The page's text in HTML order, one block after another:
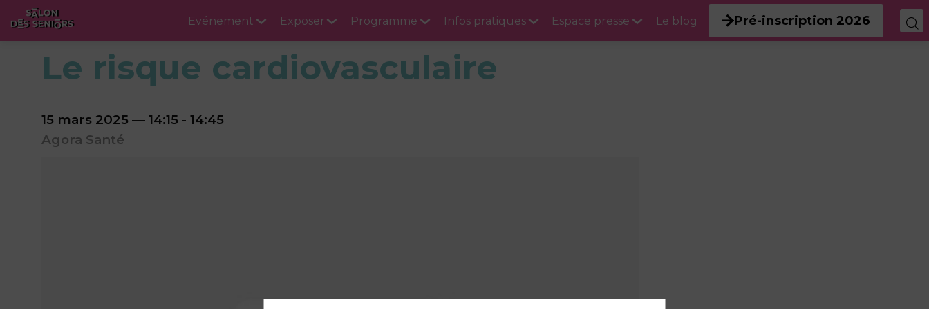
Evénement Exposer Programme Infos pratiques Espace presse Le blog Pré-inscription 2026
Le risque cardiovasculaire
15 mars 2025 — 14:15 - 14:45
Agora Santé